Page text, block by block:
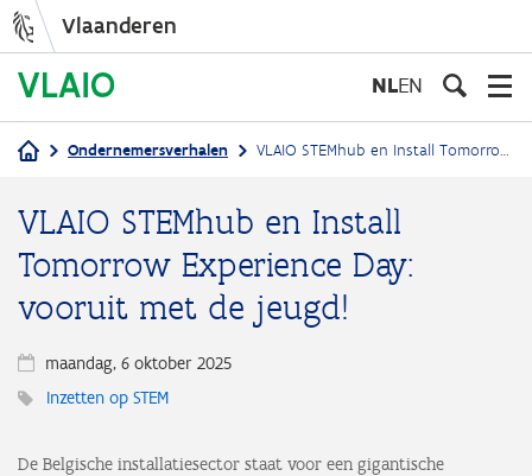
Vlaanderen
NLEN
Ondernemersverhalen VLAIO STEMhub en Install Tomorrow Experience Day: vooruit met de jeugd!
VLAIO STEMhub en Install
Tomorrow Experience Day:
vooruit met de jeugd!
maandag, 6 oktober 2025
Inzetten op STEM
De Belgische installatiesector staat voor een gigantische